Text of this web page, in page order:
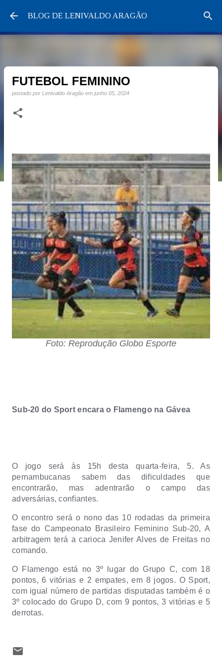
Pular para o conteúdo principal
BLOG DE LENIVALDO ARAGÃO
FUTEBOL FEMININO
postado por Lenivaldo Aragão em junho 05, 2024
Foto: Reprodução Globo Esporte
Sub-20 do Sport encara o Flamengo na Gávea
O jogo será às 15h desta quarta-feira, 5. As
pernambucanas sabem das dificuldades que
encontrarão, mas adentrarão o campo das
adversárias, confiantes.
O encontro será o nono das 10 rodadas da primeira
fase do Campeonato Brasileiro Feminino Sub-20, A
arbitragem terá a carioca Jenifer Alves de Freitas no
comando.
O Flamengo está no 3º lugar do Grupo C, com 18
pontos, 6 vitórias e 2 empates, em 8 jogos. O Sport,
com igual número de partidas disputadas também é o
3º colocado do Grupo D, com 9 pontos, 3 vitórias e 5
derrotas.